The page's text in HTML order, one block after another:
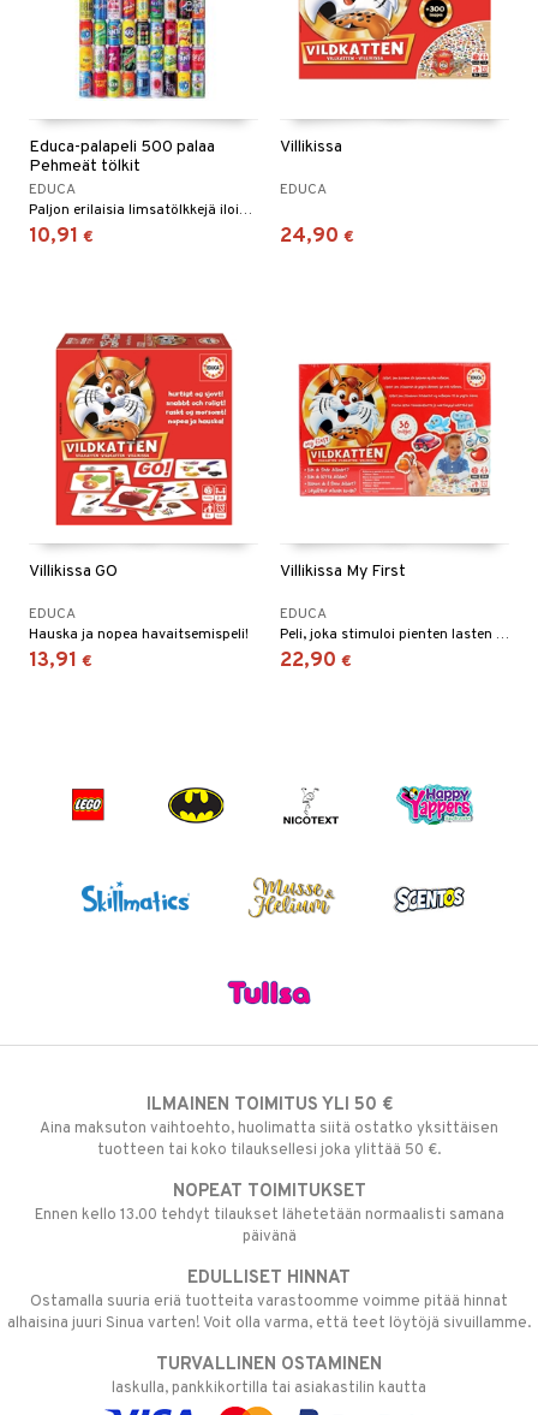
Educa-palapeli 500 palaa
Pehmeät tölkit
EDUCA
Paljon erilaisia limsatölkkejä iloisissa väreissä.
10,91 €
Villikissa
EDUCA
24,90 €
Villikissa GO
EDUCA
Hauska ja nopea havaitsemispeli!
13,91 €
Villikissa My First
EDUCA
Peli, joka stimuloi pienten lasten näköä ja refleksejä!
22,90 €
ILMAINEN TOIMITUS YLI 50 €
Aina maksuton vaihtoehto, huolimatta siitä ostatko yksittäisen
tuotteen tai koko tilauksellesi joka ylittää 50 €.
NOPEAT TOIMITUKSET
Ennen kello 13.00 tehdyt tilaukset lähetetään normaalisti samana
päivänä
EDULLISET HINNAT
Ostamalla suuria eriä tuotteita varastoomme voimme pitää hinnat
alhaisina juuri Sinua varten! Voit olla varma, että teet löytöjä sivuillamme.
TURVALLINEN OSTAMINEN
laskulla, pankkikortilla tai asiakastilin kautta